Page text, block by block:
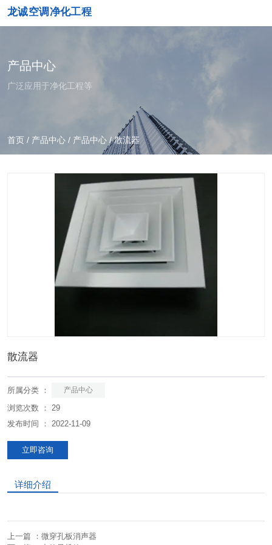
龙诚空调净化工程
产品中心
广泛应用于净化工程等
首页 / 产品中心 / 产品中心 /散流器
散流器
所属分类 ： 产品中心
浏览次数 ： 29
发布时间 ： 2022-11-09
立即咨询
详细介绍
上一篇 ： 微穿孔板消声器